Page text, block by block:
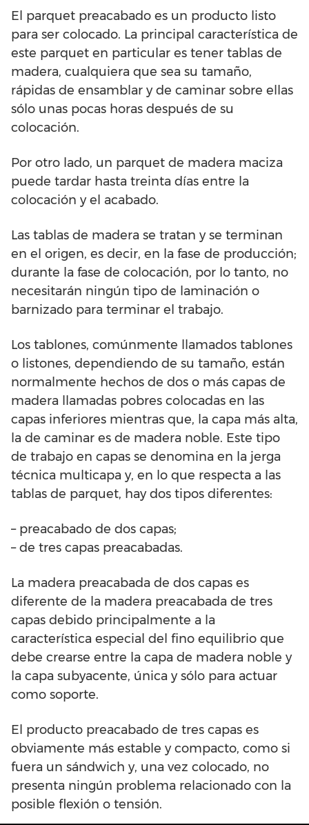
El parquet preacabado es un producto listo
para ser colocado. La principal característica de
este parquet en particular es tener tablas de
madera, cualquiera que sea su tamaño,
rápidas de ensamblar y de caminar sobre ellas
sólo unas pocas horas después de su
colocación.
Por otro lado, un parquet de madera maciza
puede tardar hasta treinta días entre la
colocación y el acabado.
Las tablas de madera se tratan y se terminan
en el origen, es decir, en la fase de producción;
durante la fase de colocación, por lo tanto, no
necesitarán ningún tipo de laminación o
barnizado para terminar el trabajo.
Los tablones, comúnmente llamados tablones
o listones, dependiendo de su tamaño, están
normalmente hechos de dos o más capas de
madera llamadas pobres colocadas en las
capas inferiores mientras que, la capa más alta,
la de caminar es de madera noble. Este tipo
de trabajo en capas se denomina en la jerga
técnica multicapa y, en lo que respecta a las
tablas de parquet, hay dos tipos diferentes:
– preacabado de dos capas;
– de tres capas preacabadas.
La madera preacabada de dos capas es
diferente de la madera preacabada de tres
capas debido principalmente a la
característica especial del fino equilibrio que
debe crearse entre la capa de madera noble y
la capa subyacente, única y sólo para actuar
como soporte.
El producto preacabado de tres capas es
obviamente más estable y compacto, como si
fuera un sándwich y, una vez colocado, no
presenta ningún problema relacionado con la
posible flexión o tensión.